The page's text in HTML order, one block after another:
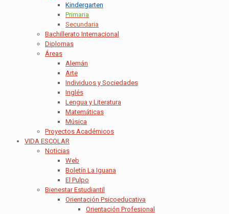
Kindergarten
Primaria
Secundaria
Bachillerato Internacional
Diplomas
Áreas
Alemán
Arte
Individuos y Sociedades
Inglés
Lengua y Literatura
Matemáticas
Música
Proyectos Académicos
VIDA ESCOLAR
Noticias
Web
Boletín La Iguana
El Pulpo
Bienestar Estudiantil
Orientación Psicoeducativa
Orientación Profesional